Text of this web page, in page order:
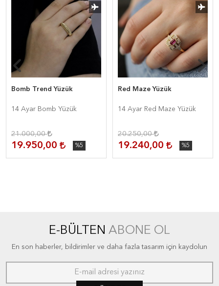
Bomb Trend Yüzük
14 Ayar Bomb Yüzük
21.000,00
19.950,00 %5
Red Maze Yüzük
14 Ayar Red Maze Yüzük
20.250,00
19.240,00 %5
E-BÜLTEN ABONE OL
En son haberler, bildirimler ve daha fazla tasarım için kaydolun